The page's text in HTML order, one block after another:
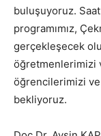
buluşuyoruz.
programımız,
gerçekleşecek
öğretmenlerimizi
öğrencilerimizi
bekliyoruz.